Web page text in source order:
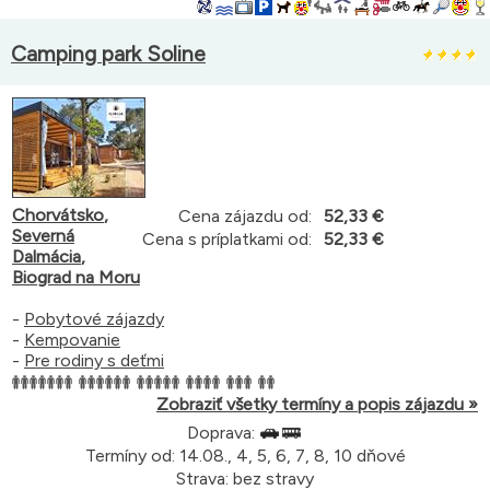
Camping park Soline
Cena zájazdu od:
52,33 €
Cena s príplatkami od:
52,33 €
Chorvátsko,
Severná
Dalmácia,
Biograd na Moru
- Pobytové zájazdy
- Kempovanie
- Pre rodiny s deťmi
Zobraziť všetky termíny a popis zájazdu »
Doprava:
Termíny od: 14.08., 4, 5, 6, 7, 8, 10 dňové
Strava: bez stravy